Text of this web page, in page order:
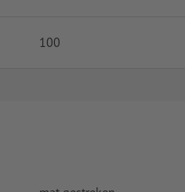
100